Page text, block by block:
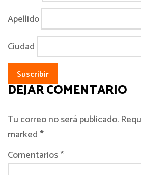
Apellido
Ciudad
DEJAR COMENTARIO
Tu correo no será publicado.
marked*
Comentarios *